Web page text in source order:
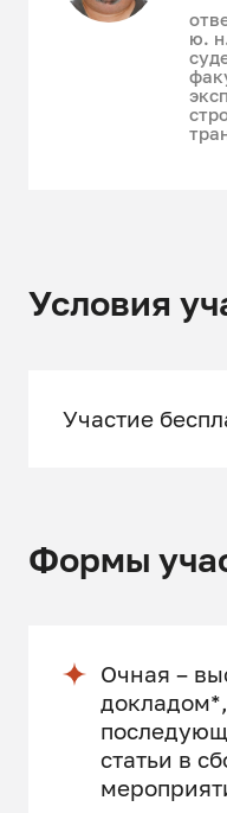
ю.
Условия
Участие
Формы
Очная –
статьи в